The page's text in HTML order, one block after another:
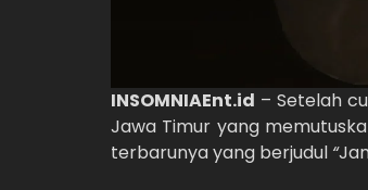
INSOMNIAEnt.id – Setelah
Jawa Timur yang
terbarunya yang berjudul “